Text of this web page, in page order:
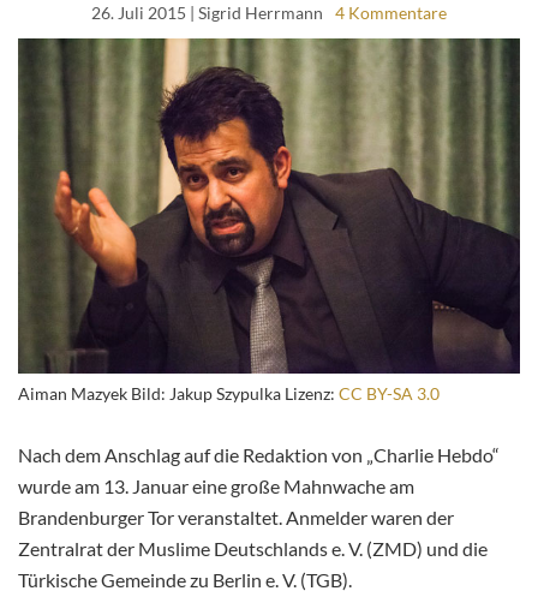
26. Juli 2015 | Sigrid Herrmann 4 Kommentare
Aiman Mazyek Bild: Jakup Szypulka Lizenz: CC BY-SA 3.0
Nach dem Anschlag auf die Redaktion von „Charlie Hebdo“
wurde am 13. Januar eine große Mahnwache am
Brandenburger Tor veranstaltet. Anmelder waren der
Zentralrat der Muslime Deutschlands e. V. (ZMD) und die
Türkische Gemeinde zu Berlin e. V. (TGB).